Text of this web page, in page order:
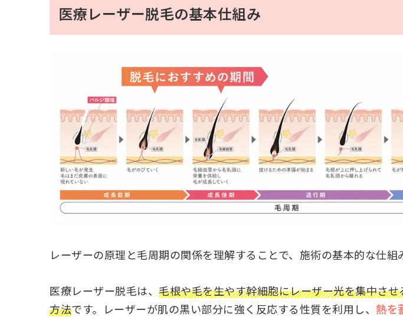
医療レーザー脱毛の基本仕組み
レーザーの原理と毛周期の関係を理解することで、施術の基本的な仕組
医療レーザー脱毛は、 毛根や毛を生やす幹細胞にレーザー光を集中さ
方法です。レーザーが肌の黒い部分に強く反応する性質を利用し、 熱を